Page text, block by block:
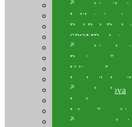
Šaranski najloni
Indikatori ugriza
Rod Pod,
SPOMB rakete,
Šaranski
Pernice za
Udice za šarana,
Izrada
Šaranska olova
Leadcore
Igle za šaranski
Špage,